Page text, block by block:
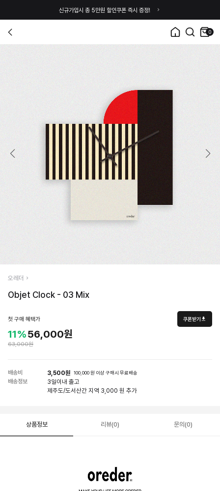
신규가입시 총 5만원 할인쿠폰 즉시 증정!
0
오레더
Objet Clock - 03 Mix
첫 구매 혜택가 쿠폰받기
11%56,000원
63,000원
배송비 3,500원 100,000 원 이상 구매시 무료배송
배송정보 3일이내 출고
제주도/도서산간 지역 3,000 원 추가
상품정보 리뷰(0) 문의(0)